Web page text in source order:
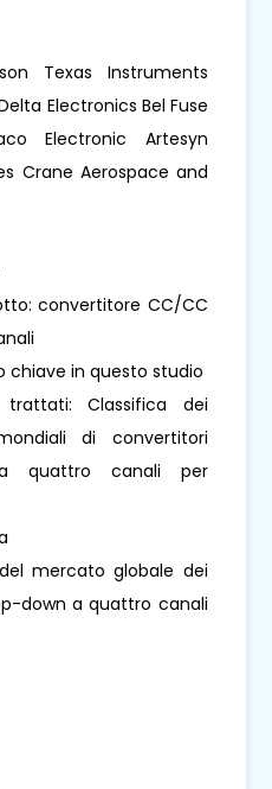
Texas Instruments
Electronics Bel Fuse
Electronic Artesyn
Crane Aerospace and
convertitore CC/CC
chiave in questo studio
trattati: Classifica dei
di convertitori
quattro canali per
mercato globale dei
down a quattro canali